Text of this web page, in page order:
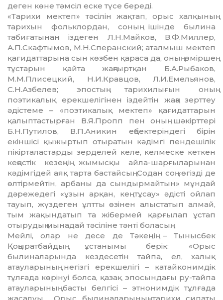
деген көне тәмсіл еске түсе береді.
«Тарихи мектеп» тәсілін жақтап, орыс хал­қының
тарихын фольклордан, соның ішінде былина
табиғатынан іздеген Л.Н.Майков, В.Ф.Миллер,
А.П.Скафтымов, М.Н.Сперанский; аталмыш мектеп
қағидат­та­рына сын көзбен қараса да, оның өміршең
тұстарын қайта жаңғыртқан Б.А.Рыбаков,
М.М.Плисецкий, Н.И.Кравцов, Л.И.Емельянов,
С.Н.Азбелев; эпостың та­рихи­лығын оның
поэтикалық ерекшелігінен іздейтін жаңа зерттеу
әдістеме – «поэтика­лық мектеп» қағидаттарын
қалыптастырған В.Я.Пропп пен оның шәкірттері
Б.Н.Путилов, В.П.Аникин еңбектеріндегі бірін
екіншісі қыжыртып отыратын кәдімгі пендешілік
пікірталастарды зерделей келе, келмеске кеткен
кеңестік кезеңнің жымысқы айла-шарғыларынан
кәдімгідей аяқ тарта бас­тайсың. Содан соң «өгізді де
өлтірмейтін, ар­­баны да сындырмайтын» мұндай
дәре­жедегі «ұзын арқан, кең тұсау» әдісті ойлап
тауып, жүздеген ұлтты өзінен алыстатып ал­май,
тым жақындатып та жібермей қар­ғы­­лап ұстап
отырудың мынадай тәсіліне тән­­ті боласың.
Мейлі, олар не десе де Тәкеңнің – Ты­ныс­бек
Қоңыратбайдың ұстанымы берік: «Орыс
былиналарында кездесетін тайпа, ел, халық
атауларының негізгі ерекшелігі – катайконимдік
тұлғада көрінуі болса, қазақ эпосындағы ру-тайпа
атауларының басты белгісі – этнонимдік тұлғада